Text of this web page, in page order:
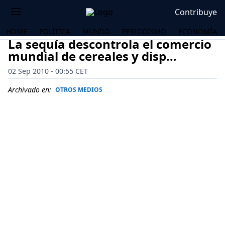
Contribuye
HOME POLÍTICA MUNDO PERIODISMO ECONOMÍA
La sequía descontrola el comercio
mundial de cereales y disp…
02 Sep 2010 - 00:55 CET
Archivado en: OTROS MEDIOS